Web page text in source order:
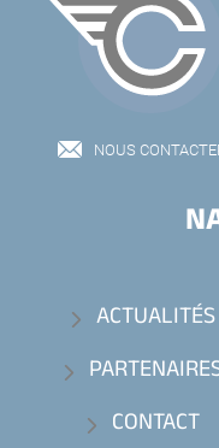
NOUS
ACTUALITÉS
CONTACT